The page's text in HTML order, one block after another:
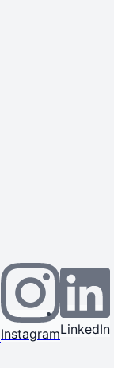
InstagramLinkedIn